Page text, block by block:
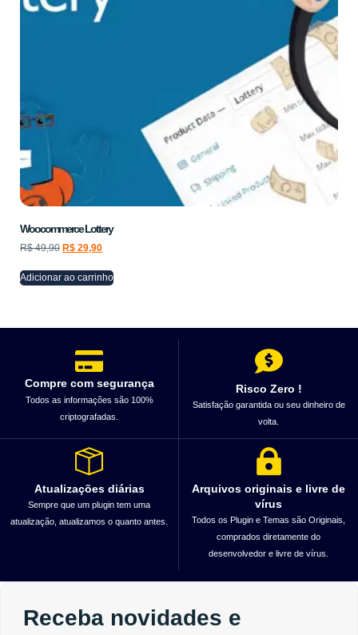
Woocommerce Lottery
R$49,90 R$ 29,90
Adicionar ao carrinho
Compre com segurança
Todos as informações são 100%
criptografadas.
Risco Zero !
Satisfação garantida ou seu dinheiro de
volta.
Atualizações diárias
Sempre que um plugin tem uma
atualização, atualizamos o quanto antes.
Arquivos originais e livre de
vírus
Todos os Plugin e Temas são Originais,
comprados diretamente do
desenvolvedor e livre de vírus.
Receba novidades e